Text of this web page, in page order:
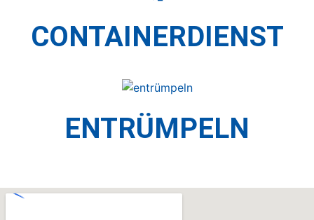
CONTAINERDIENST
ENTRÜMPELN